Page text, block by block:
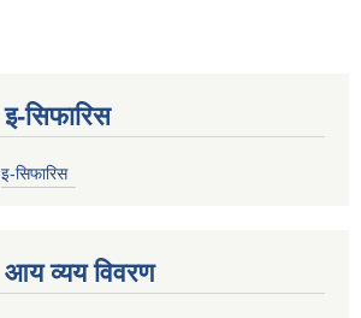
इ-सिफारिस
इ-सिफारिस
आय व्यय विवरण